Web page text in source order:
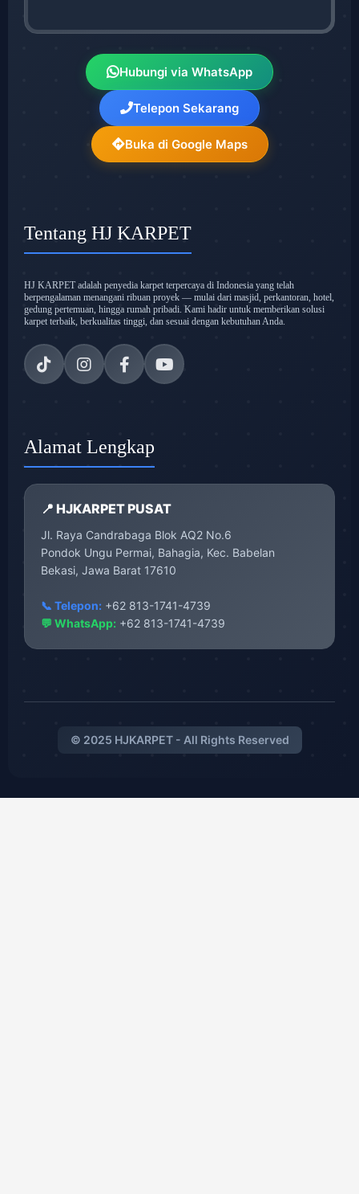
Hubungi via WhatsApp
Telepon Sekarang
Buka di Google Maps
Tentang HJ KARPET
HJ KARPET adalah penyedia karpet terpercaya di Indonesia yang telah
berpengalaman menangani ribuan proyek — mulai dari masjid, perkantoran, hotel,
gedung pertemuan, hingga rumah pribadi. Kami hadir untuk memberikan solusi
karpet terbaik, berkualitas tinggi, dan sesuai dengan kebutuhan Anda.
Alamat Lengkap
📍 HJKARPET PUSAT
Jl. Raya Candrabaga Blok AQ2 No.6
Pondok Ungu Permai, Bahagia, Kec. Babelan
Bekasi, Jawa Barat 17610
📞 Telepon: +62 813-1741-4739
💬 WhatsApp: +62 813-1741-4739
© 2025 HJKARPET - All Rights Reserved